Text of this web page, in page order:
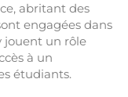
abritant des
engagées dans
jouent un rôle
à un
étudiants.